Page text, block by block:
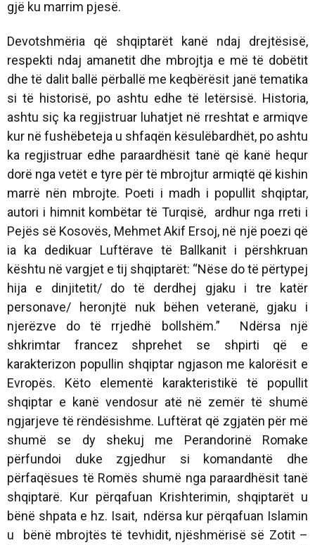
gjë ku marrim pjesë.
Devotshmëria që shqiptarët kanë ndaj drejtësisë,
respekti ndaj amanetit dhe mbrojtja e më të dobëtit
dhe të dalit ballë përballë me keqbërësit janë tematika
si të historisë, po ashtu edhe të letërsisë. Historia,
ashtu siç ka regjistruar luhatjet në rreshtat e armiqve
kur në fushëbeteja u shfaqën kësulëbardhët, po ashtu
ka regjistruar edhe paraardhësit tanë që kanë hequr
dorë nga vetët e tyre për të mbrojtur armiqtë që kishin
marrë nën mbrojte. Poeti i madh i popullit shqiptar,
autori i himnit kombëtar të Turqisë, ardhur nga rreti i
Pejës së Kosovës, Mehmet Akif Ersoj, në një poezi që
ia ka dedikuar Luftërave të Ballkanit i përshkruan
kështu në vargjet e tij shqiptarët: “Nëse do të përtypej
hija e dinjitetit/ do të derdhej gjaku i tre katër
personave/ heronjtë nuk bëhen veteranë, gjaku i
njerëzve do të rrjedhë bollshëm.” Ndërsa një
shkrimtar francez shprehet se shpirti që e
karakterizon popullin shqiptar ngjason me kalorësit e
Evropës. Këto elementë karakteristikë të popullit
shqiptar e kanë vendosur atë në zemër të shumë
ngjarjeve të rëndësishme. Luftërat që zgjatën për më
shumë se dy shekuj me Perandorinë Romake
përfundoi duke zgjedhur si komandantë dhe
përfaqësues të Romës shumë nga paraardhësit tanë
shqiptarë. Kur përqafuan Krishterimin, shqiptarët u
bënë shpata e hz. Isait, ndërsa kur përqafuan Islamin
u bënë mbrojtës të tevhidit, njëshmërisë së Zotit –